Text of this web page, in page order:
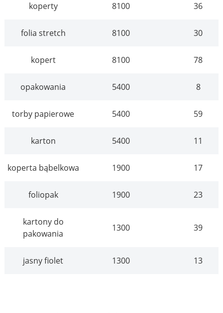
koperty 8100 36
folia stretch 8100 30
kopert 8100 78
opakowania 5400 8
torby papierowe 5400 59
karton 5400 11
koperta bąbelkowa 1900 17
foliopak 1900 23
kartony do
pakowania
1300 39
jasny fiolet 1300 13